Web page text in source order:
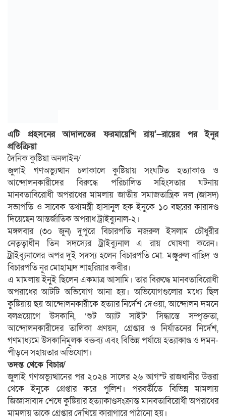
এটি প্রহসনের আদালতের ফরমায়েশি রায়’—রায়ের পর ইনুর
প্রতিক্রিয়া
দৈনিক কুষ্টিয়া অনলাইন/
জুলাই গণঅভ্যুত্থান চলাকালে কুষ্টিয়ায় সংঘটিত হত্যাকাণ্ড ও
আন্দোলনকারীদের বিরুদ্ধে পরিচালিত সহিংসতার ঘটনায়
মানবতাবিরোধী অপরাধের মামলায় জাতীয় সমাজতান্ত্রিক দল (জাসদ)
সভাপতি ও সাবেক তথ্যমন্ত্রী হাসানুল হক ইনুকে ১০ বছরের কারাদণ্ড
দিয়েছেন আন্তর্জাতিক অপরাধ ট্রাইব্যুনাল-২।
মঙ্গলবার (৩০ জুন) দুপুরে বিচারপতি নজরুল ইসলাম চৌধুরীর
নেতৃত্বাধীন তিন সদস্যের ট্রাইব্যুনাল এ রায় ঘোষণা করেন।
ট্রাইব্যুনালের অপর দুই সদস্য হলেন বিচারপতি মো. মঞ্জুরুল বাছিদ ও
বিচারপতি নূর মোহাম্মদ শাহরিয়ার কবীর।
এ মামলায় ইনুই ছিলেন একমাত্র আসামি। তার বিরুদ্ধে মানবতাবিরোধী
অপরাধের আটটি অভিযোগ আনা হয়। অভিযোগগুলোর মধ্যে ছিল
কুষ্টিয়ায় ছয় আন্দোলনকারীকে হত্যার নির্দেশ দেওয়া, আন্দোলন দমনে
বলপ্রয়োগে উসকানি, ‘শুট অ্যাট সাইট’ সিদ্ধান্তে সম্পৃক্ততা,
আন্দোলনকারীদের তালিকা প্রণয়ন, গ্রেপ্তার ও নির্যাতনের নির্দেশ,
গণমাধ্যমে উসকানিমূলক বক্তব্য এবং বিভিন্ন পর্যায়ে হত্যাকাণ্ড ও দমন-
পীড়নে সহায়তার অভিযোগ।
তদন্ত থেকে বিচার/
জুলাই গণঅভ্যুত্থানের পর ২০২৪ সালের ২৬ আগস্ট রাজধানীর উত্তরা
থেকে ইনুকে গ্রেপ্তার করে পুলিশ। পরবর্তীতে বিভিন্ন মামলায়
জিজ্ঞাসাবাদ শেষে কুষ্টিয়ার হত্যাকাণ্ডসংক্রান্ত মানবতাবিরোধী অপরাধের
মামলায় তাকে গ্রেপ্তার দেখিয়ে কারাগারে পাঠানো হয়।